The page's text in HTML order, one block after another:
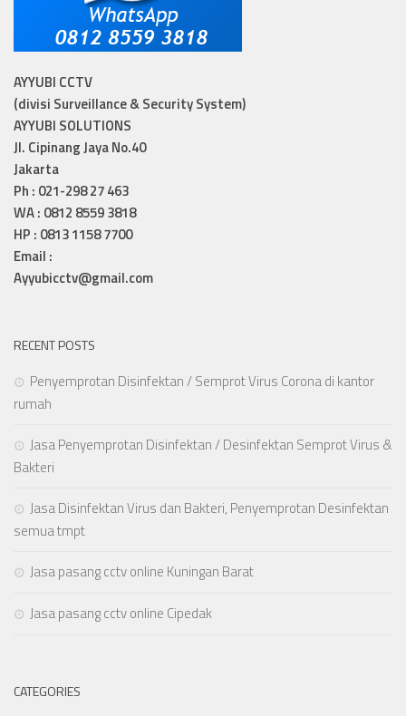
AYYUBI CCTV
(divisi Surveillance & Security System)
AYYUBI SOLUTIONS
Jl. Cipinang Jaya No.40
Jakarta
Ph : 021-298 27 463
WA : 0812 8559 3818
HP : 0813 1158 7700
Email :
Ayyubicctv@gmail.com
RECENT POSTS
Penyemprotan Disinfektan / Semprot Virus Corona di kantor
rumah
Jasa Penyemprotan Disinfektan / Desinfektan Semprot Virus &
Bakteri
Jasa Disinfektan Virus dan Bakteri, Penyemprotan Desinfektan
semua tmpt
Jasa pasang cctv online Kuningan Barat
Jasa pasang cctv online Cipedak
CATEGORIES